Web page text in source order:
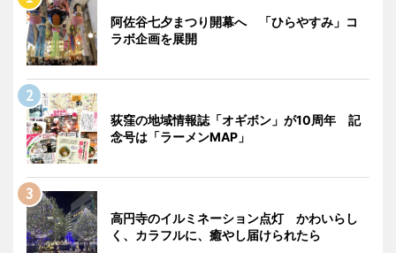
阿佐谷七夕まつり開幕へ 「ひらやすみ」コ
ラボ企画を展開
荻窪の地域情報誌「オギボン」が10周年 記
念号は「ラーメンMAP」
高円寺のイルミネーション点灯 かわいらし
く、カラフルに、癒やし届けられたら